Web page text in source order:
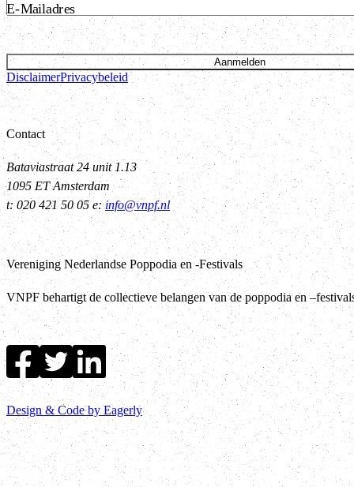
E-Mailadres
Aanmelden
DisclaimerPrivacybeleid
Contact
Bataviastraat 24 unit 1.13
1095 ET Amsterdam
t: 020 421 50 05 e:info@vnpf.nl
Vereniging Nederlandse Poppodia en -Festivals
VNPF behartigt de collectieve belangen van de poppodia en
Design & Code by Eagerly